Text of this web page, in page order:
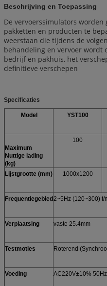
Beschrijving en Toepassing
De vervoerssimulators
pakketten en producten te
weerstaan die tijdens de
behandeling en vervoer wordt
bedrijf en pakhuis, het
definitieve verschepen
Specificaties
Model YST100
Maximum
Nuttige lading
(kg)
100
Lijstgrootte (mm) 1000x1200
Frequentiegebied2~5Hz (120~300) t/
Verplaatsing vaste 25.4mm
Testmoties Roterend
Voeding AC220V±10% 50Hz